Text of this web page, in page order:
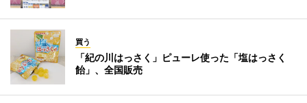
買う
「紀の川はっさく」ピューレ使った「塩はっさく
飴」、全国販売